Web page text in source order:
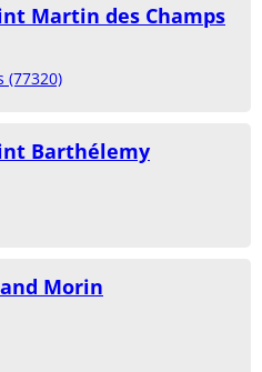
Martin des Champs
(77320)
Barthélemy
Morin